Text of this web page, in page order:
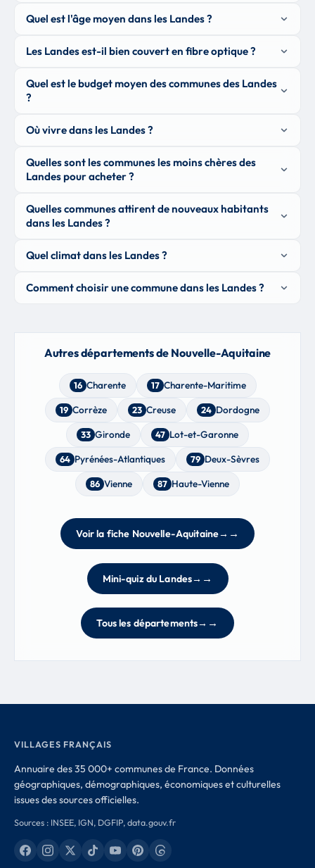
Quel est l'âge moyen dans les Landes ?
Les Landes est-il bien couvert en fibre optique ?
Quel est le budget moyen des communes des Landes
?
Où vivre dans les Landes ?
Quelles sont les communes les moins chères des
Landes pour acheter ?
Quelles communes attirent de nouveaux habitants
dans les Landes ?
Quel climat dans les Landes ?
Comment choisir une commune dans les Landes ?
Autres départements de Nouvelle-Aquitaine
16 Charente 17 Charente-Maritime
19 Corrèze 23 Creuse 24 Dordogne
33 Gironde 47 Lot-et-Garonne
64 Pyrénées-Atlantiques 79 Deux-Sèvres
86 Vienne 87 Haute-Vienne
Voir la fiche Nouvelle-Aquitaine→
Mini-quiz du Landes→
Tous les départements→
VILLAGES FRANÇAIS
Annuaire des 35 000+ communes de France. Données
géographiques, démographiques, économiques et culturelles
issues des sources officielles.
Sources : INSEE, IGN, DGFIP, data.gouv.fr